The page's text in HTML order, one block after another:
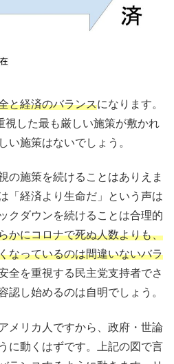
と経済のバランスになります。
視した最も厳しい施策が敷かれ
い施策はないでしょう。
の施策を続けることはありえま
「経済より生命だ」という声は
クダウンを続けることは合理的
かにコロナで死ぬ人数よりも、
なっているのは間違いないバラ
全を重視する民主党支持者でさ
認し始めるのは自明でしょう。
メリカ人ですから、政府・世論
に動くはずです。上記の図で言